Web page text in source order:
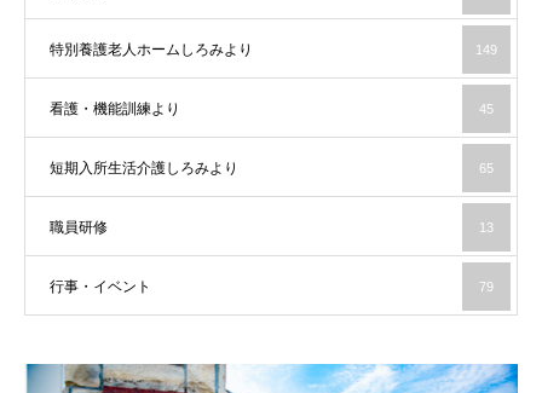
特別養護老人ホームしろみより 149
看護・機能訓練より 45
短期入所生活介護しろみより 65
職員研修 13
行事・イベント 79